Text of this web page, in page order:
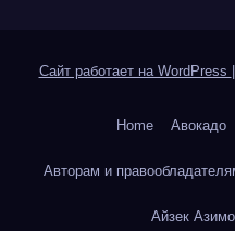
Сайт работает на WordPress
Home Авокадо
Авторам и
Айзек